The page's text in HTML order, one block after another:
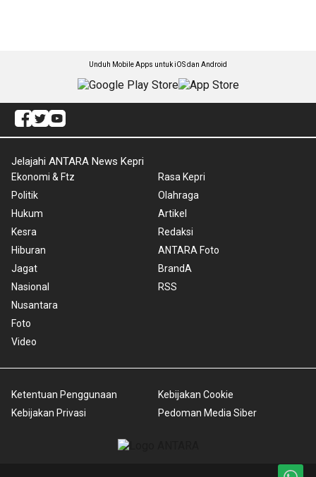
Unduh Mobile Apps untuk iOS dan Android
Jelajahi ANTARA News Kepri
Ekonomi & Ftz
Politik
Hukum
Kesra
Hiburan
Jagat
Nasional
Nusantara
Foto
Video
Rasa Kepri
Olahraga
Artikel
Redaksi
ANTARA Foto
BrandA
RSS
Ketentuan Penggunaan
Kebijakan Privasi
Kebijakan Cookie
Pedoman Media Siber